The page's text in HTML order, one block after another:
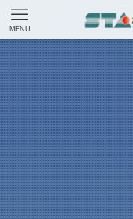
MENU